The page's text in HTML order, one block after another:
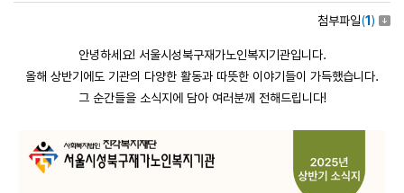
첨부파일(1 )
안녕하세요! 서울시성북구재가노인복지기관입니다.
올해 상반기에도 기관의 다양한 활동과 따뜻한 이야기들이 가득했습니다.
그 순간들을 소식지에 담아 여러분께 전해드립니다!